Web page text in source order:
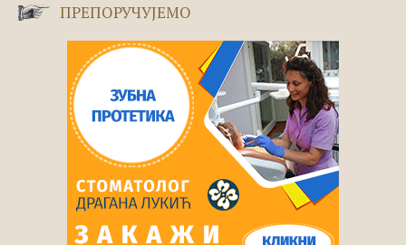
ПРЕПОРУЧУЈЕМО